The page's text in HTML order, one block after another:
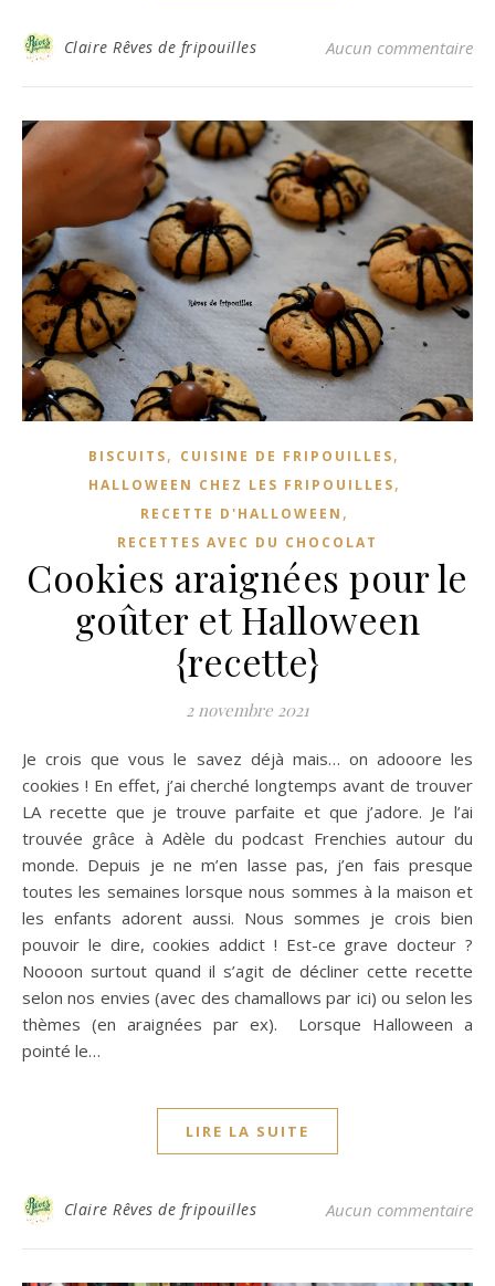
Claire Rêves de fripouilles Aucun commentaire
BISCUITS, CUISINE DE FRIPOUILLES,
HALLOWEEN CHEZ LES FRIPOUILLES,
RECETTE D'HALLOWEEN ,
RECETTES AVEC DU CHOCOLAT
Cookies araignées pour le
goûter et Halloween
{recette}
2 novembre 2021
Je crois que vous le savez déjà mais… on adooore les
cookies ! En effet, j’ai cherché longtemps avant de trouver
LA recette que je trouve parfaite et que j’adore. Je l’ai
trouvée grâce à Adèle du podcast Frenchies autour du
monde. Depuis je ne m’en lasse pas, j’en fais presque
toutes les semaines lorsque nous sommes à la maison et
les enfants adorent aussi. Nous sommes je crois bien
pouvoir le dire, cookies addict ! Est-ce grave docteur ?
Noooon surtout quand il s’agit de décliner cette recette
selon nos envies (avec des chamallows par ici) ou selon les
thèmes (en araignées par ex). Lorsque Halloween a
pointé le…
LIRE LA SUITE
Claire Rêves de fripouilles Aucun commentaire